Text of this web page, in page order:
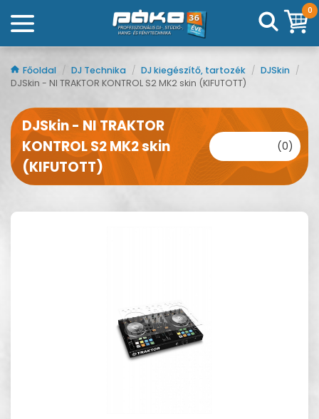
0
Főoldal / DJ Technika / DJ kiegészítő, tartozék / DJSkin /
DJSkin - NI TRAKTOR KONTROL S2 MK2 skin (KIFUTOTT)
DJSkin - NI TRAKTOR
KONTROL S2 MK2 skin
(KIFUTOTT)
(0)